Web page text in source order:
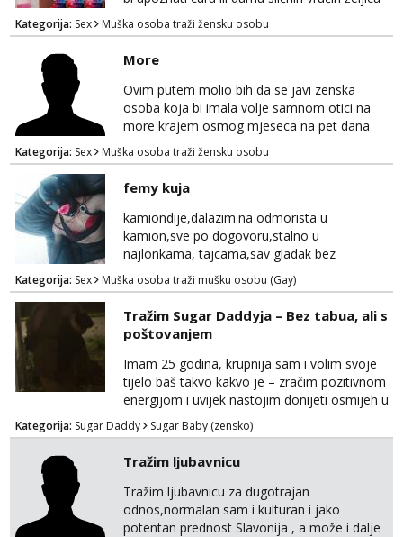
za zajedničko ugodno i strastveno druženje.
Prostor imam, diskr max. A i mobilan 🚗 sam.
Kategorija: Sex Muška osoba traži žensku osobu
More
Ovim putem molio bih da se javi zenska
osoba koja bi imala volje samnom otici na
more krajem osmog mjeseca na pet dana
netrazim nista intimno cisto druženje da
nisam sam ,imam 39 godina crna kosa 170
visok 80 kg zagrebačka županija 0919121728
WhatsApp Viber ili mail merkej86@gmail.com
Kategorija: Sex Muška osoba traži žensku osobu
femy kuja
kamiondije,dalazim.na odmorista u
kamion,sve po dogovoru,stalno u
najlonkama, tajcama,sav gladak bez
dlaka,spermu obozavam,sve po dog
Kategorija: Sex Muška osoba traži mušku osobu (Gay)
Tražim Sugar Daddyja – Bez tabua, ali s
poštovanjem
Imam 25 godina, krupnija sam i volim svoje
tijelo baš takvo kakvo je – zračim pozitivnom
energijom i uvijek nastojim donijeti osmijeh u
nečiji dan. Tražim zrelu, galantnu osobu za
ugodno, opušteno i uzajamno korisno
druženje – bez lažnih obećanja i s puno
iskrenosti. Nisam prostitutka, niti želim biti –
ne zanima me “posao”, već odnos temeljen
na međusobnom poštovanju, povjerenju i
pažnji. Voli...
Kategorija: Sugar Daddy Sugar Baby (zensko)
Tražim ljubavnicu
Tražim ljubavnicu za dugotrajan
odnos,normalan sam i kulturan i jako
potentan prednost Slavonija , a može i dalje